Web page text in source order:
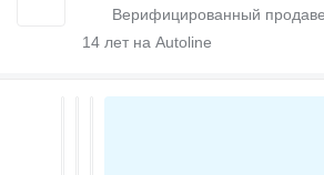
14 лет на Autoline